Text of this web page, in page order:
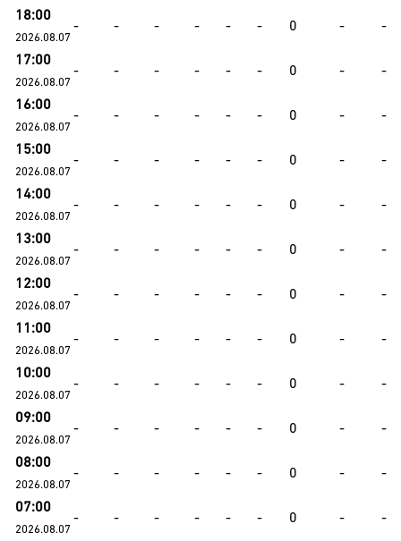
18:00
2026.08.07
- - - - - - 0 - -
17:00
2026.08.07
- - - - - - 0 - -
16:00
2026.08.07
- - - - - - 0 - -
15:00
2026.08.07
- - - - - - 0 - -
14:00
2026.08.07
- - - - - - 0 - -
13:00
2026.08.07
- - - - - - 0 - -
12:00
2026.08.07
- - - - - - 0 - -
11:00
2026.08.07
- - - - - - 0 - -
10:00
2026.08.07
- - - - - - 0 - -
09:00
2026.08.07
- - - - - - 0 - -
08:00
2026.08.07
- - - - - - 0 - -
07:00
2026.08.07
- - - - - - 0 - -